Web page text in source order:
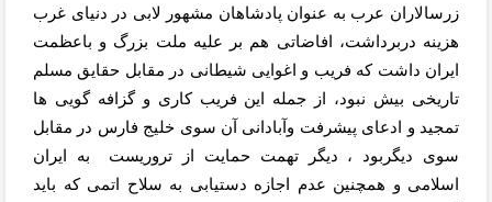
زرسالاران عرب به عنوان پادشاهان مشهور لابی در دنیای غرب
هزینه دربرداشت،
افاضاتی هم بر علیه ملت بزرگ و باعظمت
ایران داشت که فریب و اغوایی شیطانی در مقابل حقایق مسلم
تاریخی بیش نبود،
از جمله این فریب کاری و گزافه گویی ها
تمجید و ادعای پیشرفت وآبادانی آن سوی خلیج فارس در مقابل
سوی دیگربود ، دیگر تهمت حمایت از تروریست
به ایران
اسلامی و همچنین عدم اجازه دستیابی به سلاح اتمی که باید